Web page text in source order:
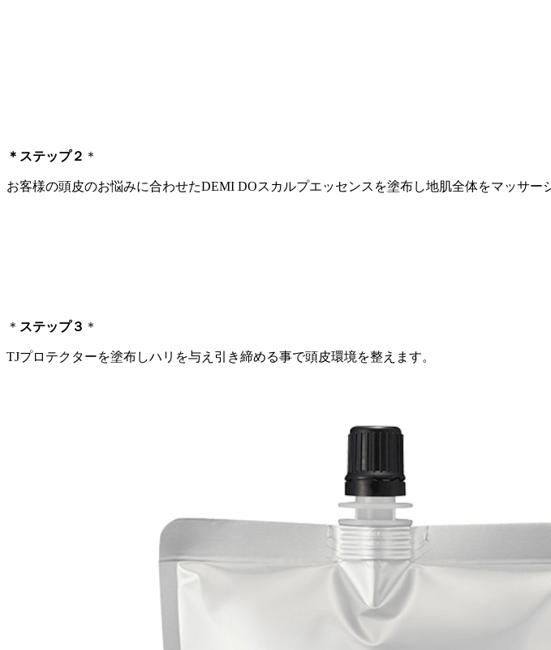
＊ステップ２ ＊
お客様の頭皮のお悩みに合わせたDEMI DOスカルプエッセンスを塗布し地肌全体をマッサー
＊ ステップ３ ＊
TJプロテクターを塗布しハリを与え引き締める事で頭皮環境を整えます。